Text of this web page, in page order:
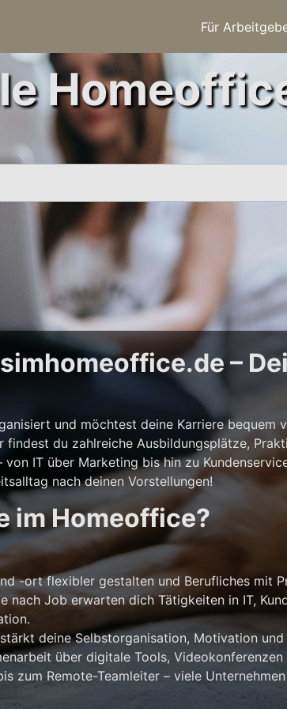
Für
–
und möchtest deine Karriere bequem
findest du zahlreiche Ausbildungsplätze,
IT über Marketing bis hin zu
nach deinen Vorstellungen!
im Homeoffice?
-ort flexibler gestalten und Berufliches mit
nach Job erwarten dich Tätigkeiten in IT,
deine Selbstorganisation, Motivation und
über digitale Tools,
zum Remote-Teamleiter – viele